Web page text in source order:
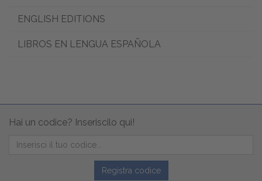
ENGLISH EDITIONS
LIBROS EN LENGUA ESPAÑOLA
Hai un codice? Inseriscilo qui!
Registra codice